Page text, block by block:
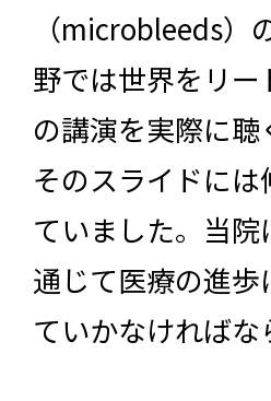
（microbleeds
野では世界をリ
の講演を実際に
そのスライドに
ていました。当
通じて医療の進
ていかなければ